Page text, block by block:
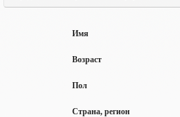
Имя
Возраст
Пол
Страна, регион